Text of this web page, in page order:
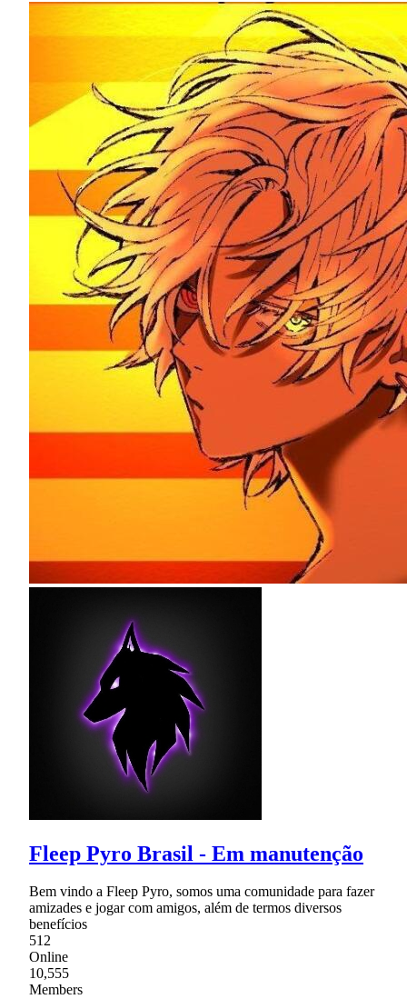
Fleep Pyro Brasil - Em manutenção
Bem vindo a Fleep Pyro, somos uma comunidade para fazer
amizades e jogar com amigos, além de termos diversos
benefícios
512
Online
10,555
Members